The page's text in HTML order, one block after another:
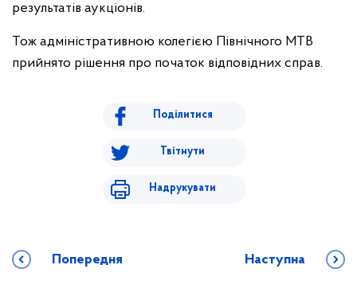
результатів аукціонів.
Тож адміністративною колегією Північного МТВ
прийнято рішення про початок відповідних справ.
Поділитися
Твітнути
Надрукувати
Попередня Наступна